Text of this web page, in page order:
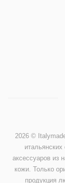
2026 ©
итальянских
аксессуаров из
кожи. Только
продукция